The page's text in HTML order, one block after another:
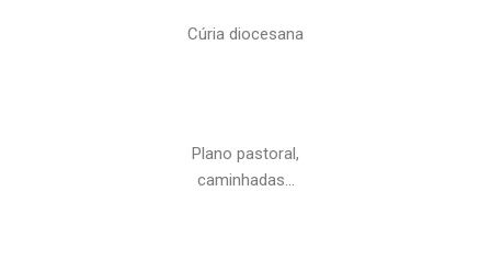
Cúria diocesana
Plano pastoral,
caminhadas…